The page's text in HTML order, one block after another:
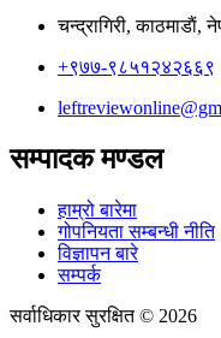
चन्द्रागिरी, काठमाडाैं,
+९७७-९८५१२४२६६९
सम्पादक मण्डल
हाम्रो बारेमा
गोपनियता सम्बन्धी नीति
विज्ञापन बारे
सम्पर्क
सर्वाधिकार सुरक्षित © 2026